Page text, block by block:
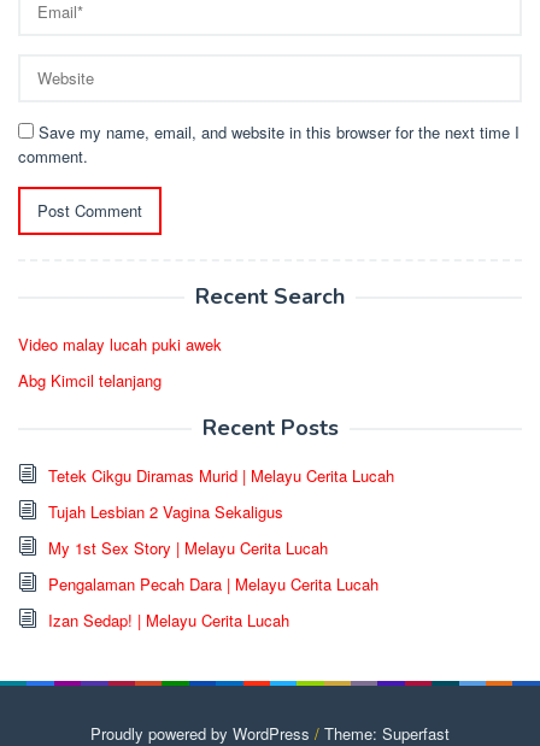
Save my name, email, and website in this browser for the next time I
comment.
Recent Search
Video malay lucah puki awek
Abg Kimcil telanjang
Recent Posts
Tetek Cikgu Diramas Murid | Melayu Cerita Lucah
Tujah Lesbian 2 Vagina Sekaligus
My 1st Sex Story | Melayu Cerita Lucah
Pengalaman Pecah Dara | Melayu Cerita Lucah
Izan Sedap! | Melayu Cerita Lucah
Proudly powered by WordPress / Theme: Superfast